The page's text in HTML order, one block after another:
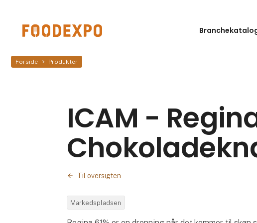
Forside Produkter
ICAM -
Til oversigten
Markedspladsen